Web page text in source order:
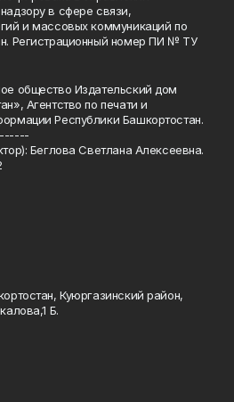
в сфере связи,
и массовых коммуникаций по
Регистрационный номер ПИ № ТУ
общество Издательский дом
Агентство по печати и
Республики Башкортостан.
Беглова Светлана Алексеевна.
Куюргазинский район,
Б.